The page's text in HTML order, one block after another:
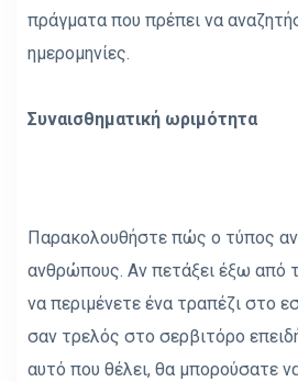
πράγματα που πρέπει να
ημερομηνίες.
Συναισθηματική ωριμότητα
Παρακολουθήστε πώς ο τύπος
ανθρώπους. Αν πετάξει έξω από
να περιμένετε ένα τραπέζι στο
σαν τρελός στο σερβιτόρο
αυτό που θέλει, θα μπορούσατε